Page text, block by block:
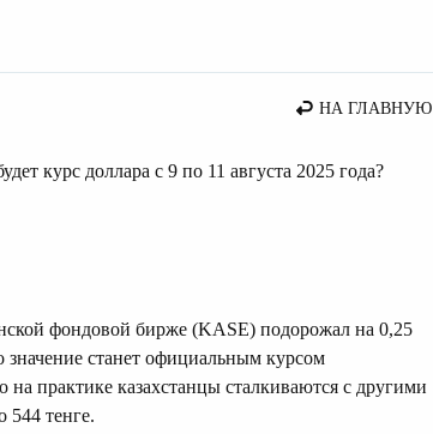
НА ГЛАВНУЮ
курс доллара с 9 по 11 августа 2025 года?
фондовой бирже (KASE) подорожал на 0,25
значение станет официальным курсом
практике казахстанцы сталкиваются с другими
544 тенге.